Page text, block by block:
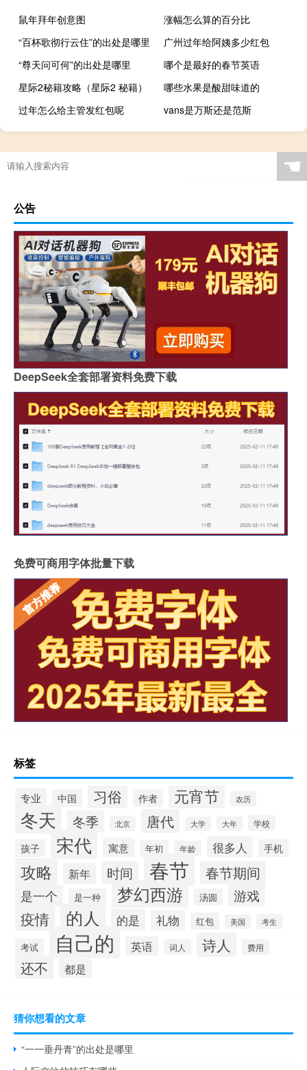
鼠年拜年创意图
涨幅怎么算的百分比
“百杯歌彻行云住”的出处是哪里
广州过年给阿姨多少红包
“尊天问可何”的出处是哪里
哪个是最好的春节英语
星际2秘籍攻略（星际2 秘籍）
哪些水果是酸甜味道的
过年怎么给主管发红包呢
vans是万斯还是范斯
☚
公告
DeepSeek全套部署资料免费下载
免费可商用字体批量下载
标签
专业 中国 习俗 作者 元宵节 农历
冬天 冬季 北京 唐代 大学 大年 学校
孩子 宋代 寓意 年初 年龄 很多人 手机
攻略 新年 时间 春节 春节期间
是一个 是一种 梦幻西游 汤圆 游戏
疫情 的人 的是 礼物 红包 美国 考生
考试 自己的 英语 词人 诗人 费用
还不 都是
猜你想看的文章
“一一垂丹青”的出处是哪里